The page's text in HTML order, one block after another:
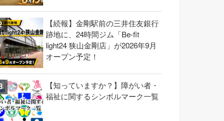
【続報】金剛駅前の三井住友銀行
跡地に、24時間ジム「Be-fit
light24 狭山金剛店」が2026年9月
オープン予定！
【知っていますか？】障がい者・
福祉に関するシンボルマーク一覧